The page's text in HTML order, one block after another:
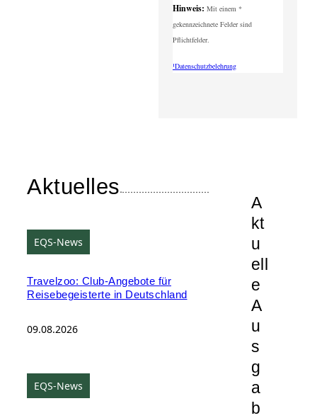
Hinweis: Mit einem *
gekennzeichnete Felder sind
Pflichtfelder.
¹Datenschutzbelehrung
Aktuelles
EQS-News
Travelzoo: Club-Angebote für
Reisebegeisterte in Deutschland
09.08.2026
EQS-News
A
kt
u
ell
e
A
u
s
g
a
b